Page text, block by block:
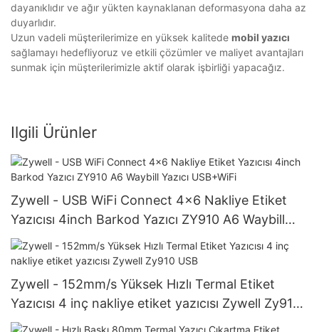
dayanıklıdır ve ağır yükten kaynaklanan deformasyona daha az
duyarlıdır.
Uzun vadeli müşterilerimize en yüksek kalitede mobil yazıcı
sağlamayı hedefliyoruz ve etkili çözümler ve maliyet avantajları
sunmak için müşterilerimizle aktif olarak işbirliği yapacağız.
Ilgili Ürünler
Zywell - USB WiFi Connect 4x6 Nakliye Etiket
Yazıcısı 4inch Barkod Yazıcı ZY910 A6 Waybill
Yazıcı USB+WiFi
Zywell - 152mm/s Yüksek Hızlı Termal Etiket
Yazıcısı 4 inç nakliye etiket yazıcısı Zywell Zy910
USB